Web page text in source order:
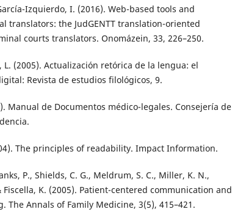
Izquierdo, I. (2016). Web-based tools and
translators: the JudGENTT translation-oriented
courts translators. Onomázein, 33, 226–250.
(2005). Actualización retórica de la lengua: el
Revista de estudios filológicos, 9.
Manual de Documentos médico-legales. Consejería de
The principles of readability. Impact Information.
P., Shields, C. G., Meldrum, S. C., Miller, K. N.,
Fiscella, K. (2005). Patient-centered communication and
The Annals of Family Medicine, 3(5), 415–421.